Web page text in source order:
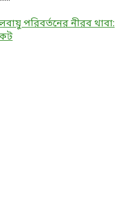
পরিবর্তনের নীরব থাবা: